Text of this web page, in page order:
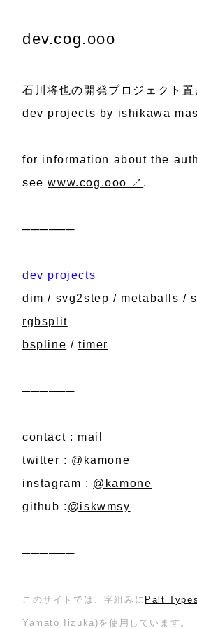
dev.cog.ooo
石川将也の開発プロジェクト置
dev projects by ishikawa
for information about the
seewww.cog.ooo ↗︎ .
──────
dev projects
dim / svg2step / metaballs /
rgbsplit
bspline /timer
──────
contact : mail
twitter : @kamone
instagram : @kamone
github : @iskwmsy
──────
このサイトでは、字組みに Palt
Yamato Iizuka)を使用しています。